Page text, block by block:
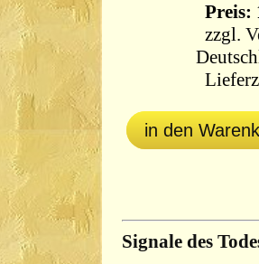
Preis:
zzgl.
in den
Signale des